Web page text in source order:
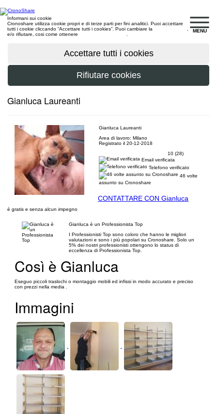
MENU
Informani sui cookie
Cronoshare utilizza cookie propri e di terze parti per fini analitici. Puoi accettare
tutti i cookie cliccando “Accettare tutti i cookies”. Puoi cambiare la
e/o rifiutare, cosi come ottenere
Gianluca Laureanti
Gianluca Laureanti
Area di lavoro: Milano
Registrato il 20-12-2018
10 (28)
Email verificata
Telefono verificato
46 volte
assunto su Cronoshare
CONTATTARE CON Gianluca
è gratis e senza alcun impegno
Gianluca è un Professionista Top
I Professionisti Top sono coloro che hanno le migliori
valutazioni e sono i più popolari su Cronoshare. Solo un
5% dei nostri professionisti ottengono lo status di
eccellenza di Professionista Top.
Così è Gianluca
Eseguo piccoli traslochi o montaggio mobili ed infissi in modo accurato e preciso
con prezzi nella media .
Immagini